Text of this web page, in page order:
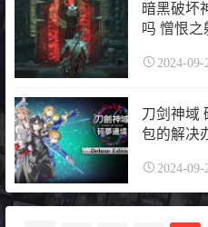
暗黑破坏
吗 憎恨
2024-09-
刀剑神域
包的解决
2024-09-